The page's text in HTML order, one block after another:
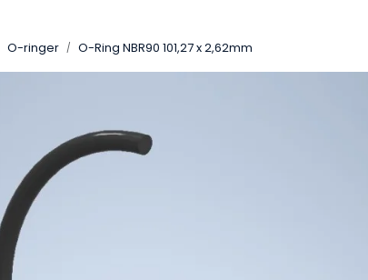
O-ringer O-Ring NBR90 101,27 x 2,62mm